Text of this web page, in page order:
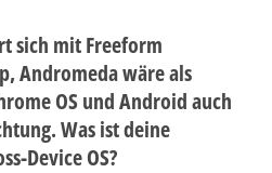
sich mit Freeform
Andromeda wäre als
OS und Android auch
Was ist deine
Device OS?